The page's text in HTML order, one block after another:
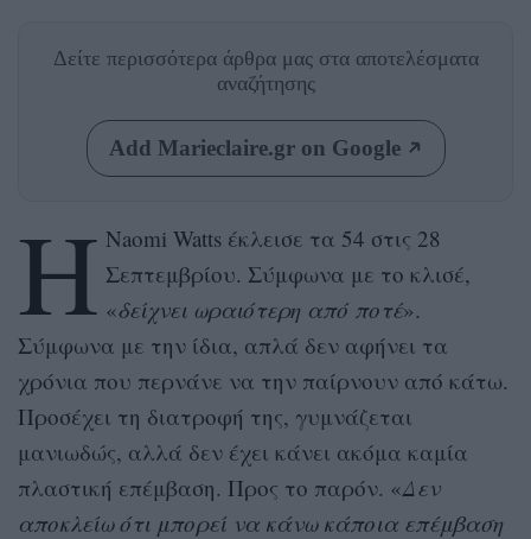
Δείτε περισσότερα άρθρα μας στα αποτελέσματα
αναζήτησης
Add Marieclaire.gr on Google
Η Naomi Watts έκλεισε τα 54 στις 28
Σεπτεμβρίου. Σύμφωνα με το κλισέ,
«δείχνει ωραιότερη από ποτέ».
Σύμφωνα με την ίδια, απλά δεν αφήνει τα
χρόνια που περνάνε να την παίρνουν από κάτω.
Προσέχει τη διατροφή της, γυμνάζεται
μανιωδώς, αλλά δεν έχει κάνει ακόμα καμία
πλαστική επέμβαση. Προς το παρόν. «Δεν
αποκλείω ότι μπορεί να κάνω κάποια επέμβαση